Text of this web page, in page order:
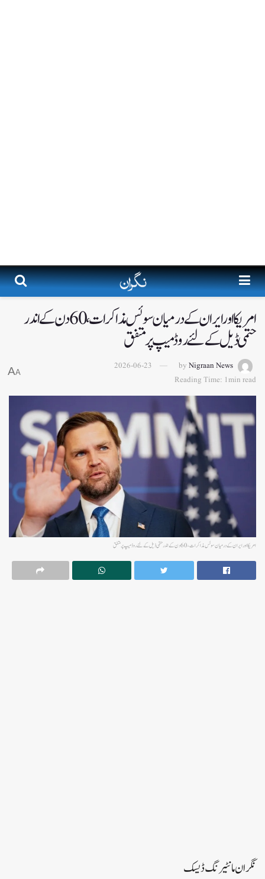
امریکا اور ایران کے درمیان سوئس مذاکرات ، 60دن کے اندر
حتمی ڈیل کےلئے روڈ میپ پر متفق
by Nigraan News
2026-06-23
Reading Time: 1min read
A
A
امریکا اور ایران کے درمیان سوئس مذاکرات ، 60دن کے اندر حتمی ڈیل کےلئے روڈ میپ پر متفق
نگران مانٹیرنگ ڈیسک